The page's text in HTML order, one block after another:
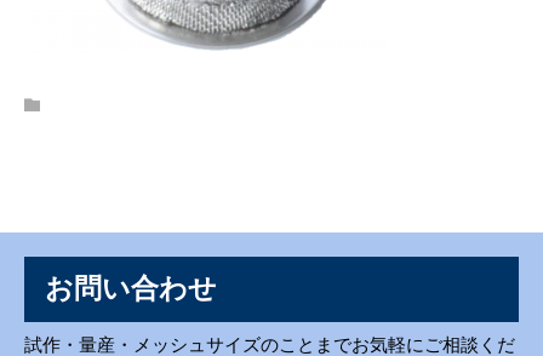
お問い合わせ
試作・量産・メッシュサイズのことまでお気軽にご相談くだ